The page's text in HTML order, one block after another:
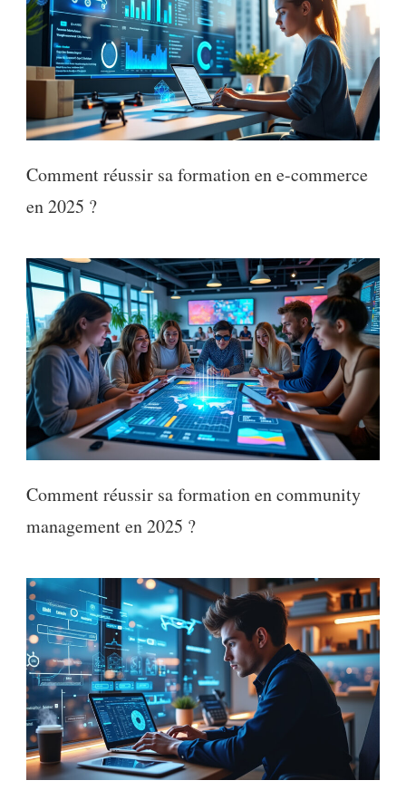
Comment réussir sa formation en e-commerce
en 2025 ?
Comment réussir sa formation en community
management en 2025 ?